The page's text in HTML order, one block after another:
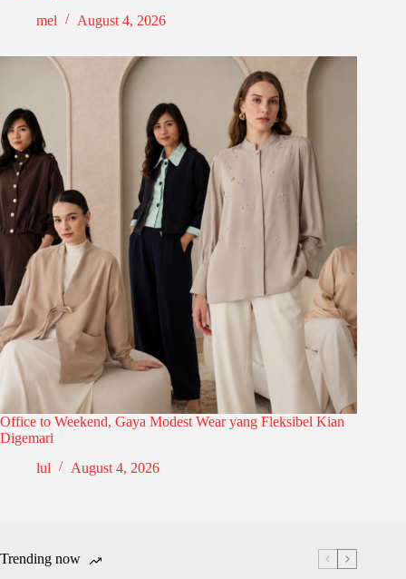
mel
August 4, 2026
Office to Weekend, Gaya Modest Wear yang Fleksibel Kian
Digemari
lul
August 4, 2026
Trending now